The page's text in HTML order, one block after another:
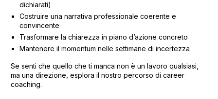
dichiarati)
Costruire una narrativa professionale coerente e
convincente
Trasformare la chiarezza in piano d’azione concreto
Mantenere il momentum nelle settimane di incertezza
Se senti che quello che ti manca non è un lavoro qualsiasi,
ma una direzione, esplora il nostro percorso di career
coaching.